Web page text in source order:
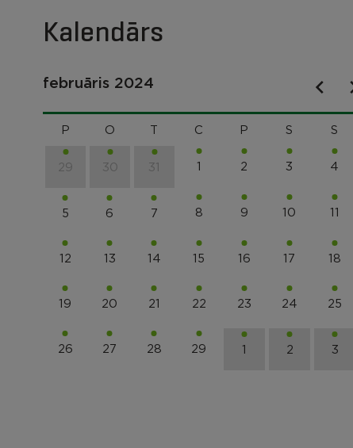
Kalendārs
februāris 2024
P O C P S S
29 30 31 1 2 3 4
5 6 7 8 9 10 11
12 13 14 15 16 17 18
19 20 21 22 23 24 25
26 27 28 29 1 2 3